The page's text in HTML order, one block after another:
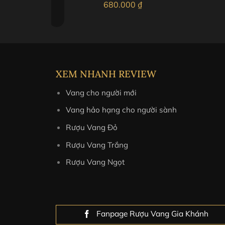
680.000 ₫
XEM NHANH REVIEW
Vang cho người mới
Vang hảo hạng cho người sành
Rượu Vang Đỏ
Rượu Vang Trắng
Rượu Vang Ngọt
Fanpage Rượu Vang Gia Khánh